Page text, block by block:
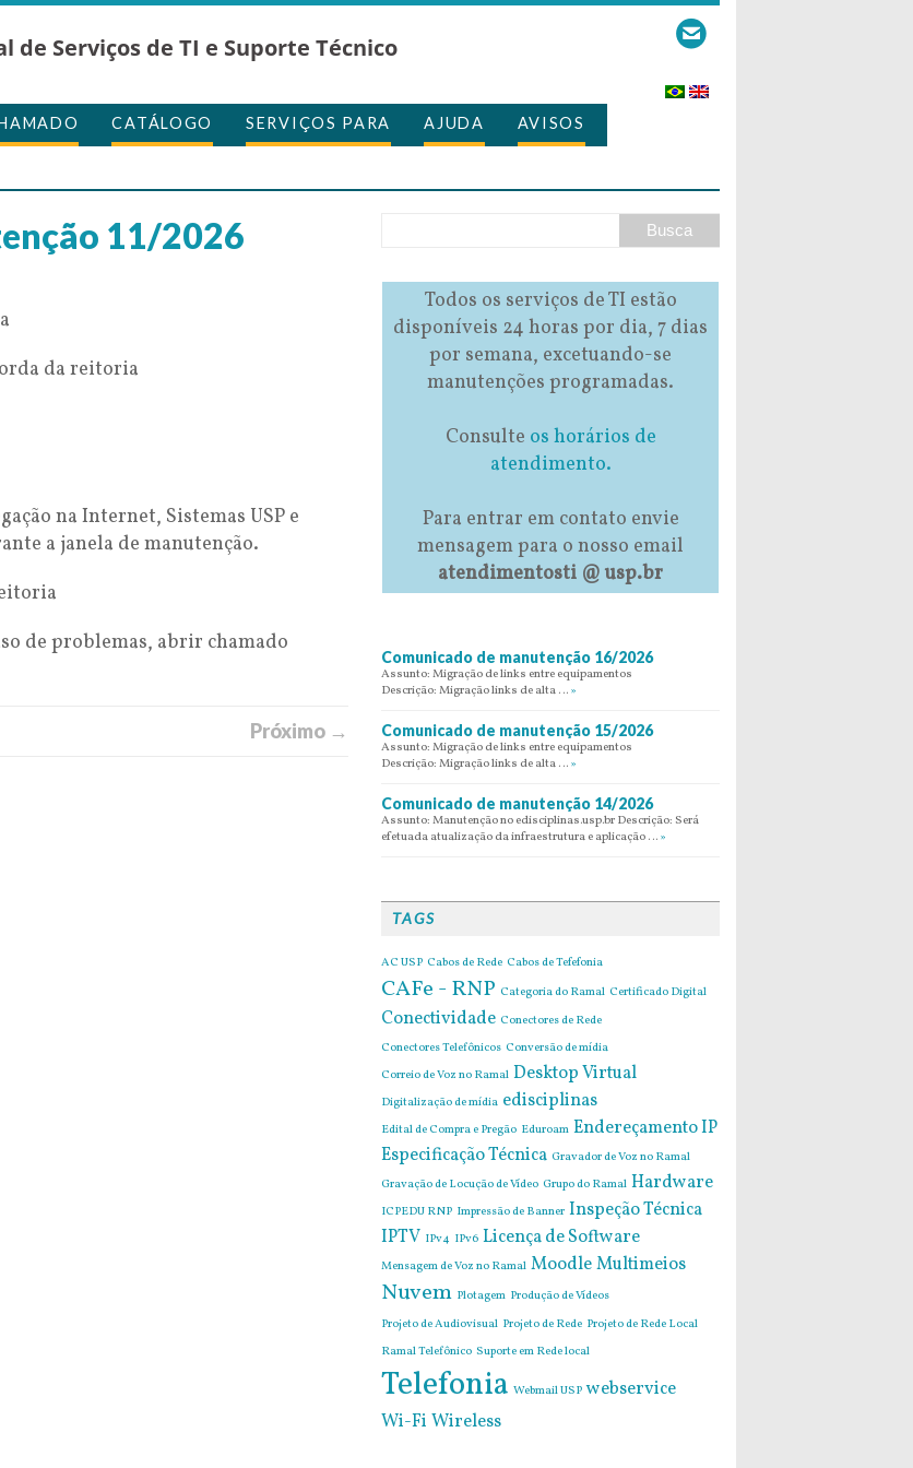
de Serviços de TI e Suporte Técnico
CATÁLOGO SERVIÇOS PARA AJUDA AVISOS
11/2026
da reitoria
na Internet, Sistemas USP e
a janela de manutenção.
de problemas, abrir chamado
Próximo →
Todos os serviços de TI estão
disponíveis 24 horas por dia, 7 dias
por semana, excetuando-se
manutenções programadas.
Consulte os horários de
atendimento.
Para entrar em contato envie
mensagem para o nosso email
atendimentosti @ usp.br
Comunicado de manutenção 16/2026
Assunto: Migração de links entre equipamentos
Descrição: Migração links de alta … »
Comunicado de manutenção 15/2026
Assunto: Migração de links entre equipamentos
Descrição: Migração links de alta … »
Comunicado de manutenção 14/2026
Assunto: Manutenção no edisciplinas.usp.br Descrição: Será
efetuada atualização da infraestrutura e aplicação … »
TAGS
AC USP Cabos de Rede Cabos de Tefefonia
CAFe - RNP Categoria do Ramal Certificado Digital
Conectividade Conectores de Rede
Conectores Telefônicos Conversão de mídia
Correio de Voz no Ramal Desktop Virtual
Digitalização de mídia edisciplinas
Edital de Compra e Pregão Eduroam Endereçamento IP
Especificação Técnica Gravador de Voz no Ramal
Gravação de Locução de Vídeo Grupo do Ramal Hardware
ICPEDU RNP Impressão de Banner Inspeção Técnica
IPTV IPv4 IPv6 Licença de Software
Mensagem de Voz no Ramal MoodleMultimeios
Nuvem Plotagem Produção de Vídeos
Projeto de Audiovisual Projeto de Rede Projeto de Rede Local
Ramal Telefônico Suporte em Rede local
Telefonia Webmail USP webservice
Wi-Fi Wireless